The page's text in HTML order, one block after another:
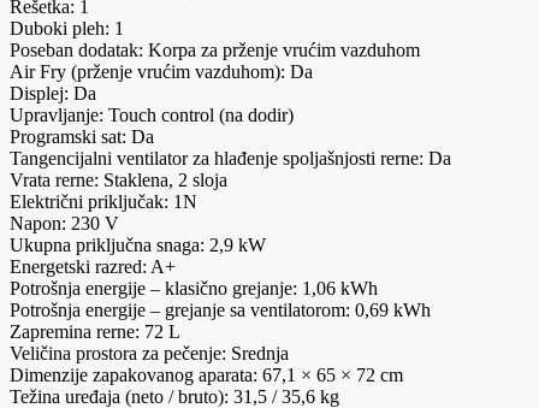
Rešetka: 1
Duboki pleh: 1
Poseban dodatak: Korpa za prženje vrućim vazduhom
Air Fry (prženje vrućim vazduhom): Da
Displej: Da
Upravljanje: Touch control (na dodir)
Programski sat: Da
Tangencijalni ventilator za hlađenje spoljašnjosti rerne: Da
Vrata rerne: Staklena, 2 sloja
Električni priključak: 1N
Napon: 230 V
Ukupna priključna snaga: 2,9 kW
Energetski razred: A+
Potrošnja energije – klasično grejanje: 1,06 kWh
Potrošnja energije – grejanje sa ventilatorom: 0,69 kWh
Zapremina rerne: 72 L
Veličina prostora za pečenje: Srednja
Dimenzije zapakovanog aparata: 67,1 × 65 × 72 cm
Težina uređaja (neto / bruto): 31,5 / 35,6 kg